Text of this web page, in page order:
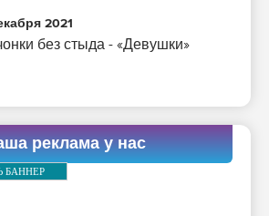
2021
без стыда - «Девушки»
реклама у нас
БАННЕР